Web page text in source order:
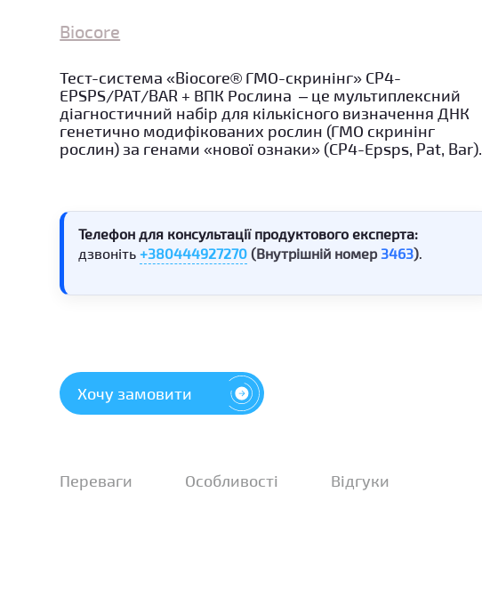
Biocore
Тест-система «Biocore® ГМО-скринінг» CP4-
EPSPS/PAT/BAR + ВПК Рослина – це мультиплексний
діагностичний набір для кількісного визначення ДНК
генетично модифікованих рослин (ГМО скринінг
рослин) за генами «нової ознаки» (CP4-Epsps, Pat, Bar).
Телефон для консультації продуктового експерта:
дзвоніть+380444927270 (Внутрішній номер 3463).
Хочу замовити
Переваги Особливості Відгуки